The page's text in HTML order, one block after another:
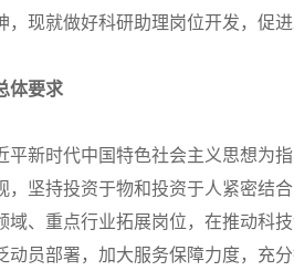
，现就做好科研助理岗位开发，促
体要求
时代中国特色社会主义思想为指
，坚持投资于物和投资于人紧密结
域、重点行业拓展岗位，在推动科
动员部署，加大服务保障力度，充